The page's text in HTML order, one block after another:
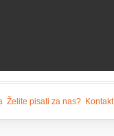
Želite pisati za nas? Kontakt